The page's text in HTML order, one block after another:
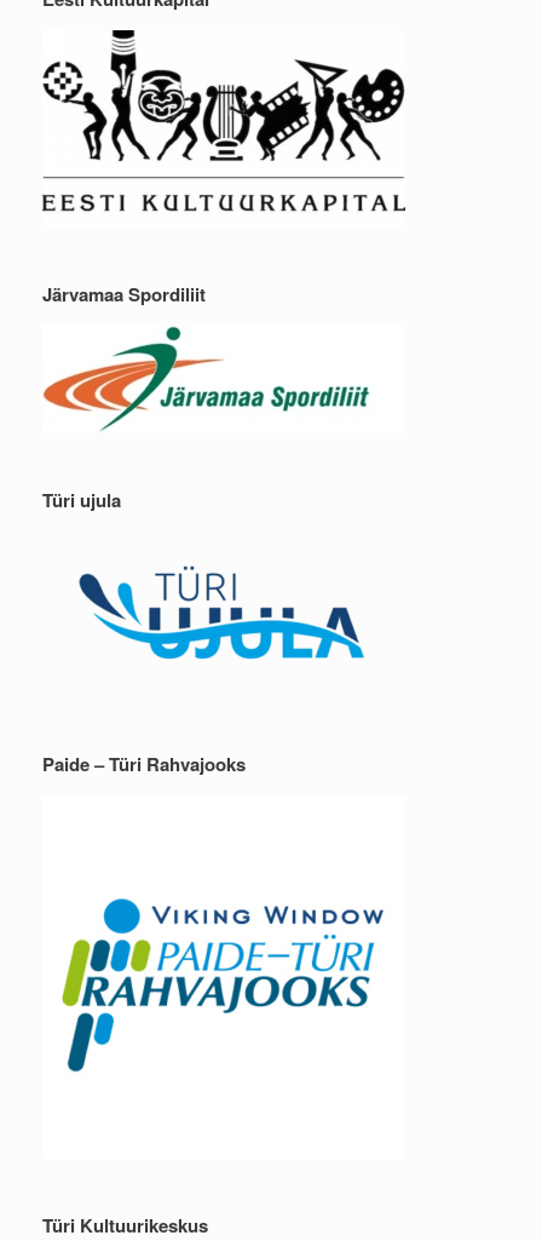
Järvamaa Spordiliit
Türi ujula
Paide – Türi Rahvajooks
Türi Kultuurikeskus